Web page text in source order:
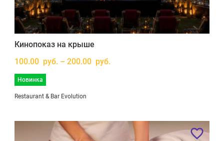
Кинопоказ на крыше
100.00 руб. – 200.00 руб.
Новинка
Restaurant & Bar Evolution